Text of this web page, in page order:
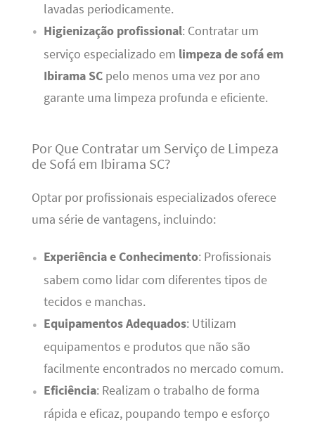
lavadas periodicamente.
Higienização profissional: Contratar um
serviço especializado em limpeza de sofá em
Ibirama SCpelo menos uma vez por ano
garante uma limpeza profunda e eficiente.
Por Que Contratar um Serviço de Limpeza
de Sofá em Ibirama SC?
Optar por profissionais especializados oferece
uma série de vantagens, incluindo:
Experiência e Conhecimento: Profissionais
sabem como lidar com diferentes tipos de
tecidos e manchas.
Equipamentos Adequados: Utilizam
equipamentos e produtos que não são
facilmente encontrados no mercado comum.
Eficiência: Realizam o trabalho de forma
rápida e eficaz, poupando tempo e esforço